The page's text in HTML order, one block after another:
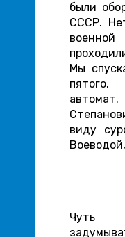
были
СССР.
Мы
пятого.
виду
Чуть